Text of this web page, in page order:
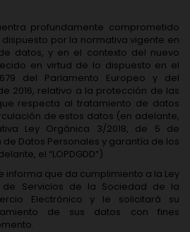
profundamente comprometido
por la normativa vigente en
datos, y en el contexto del nuevo
en virtud de lo dispuesto en el
679 del Parlamento Europeo y del
2016, relativo a la protección de las
respecta al tratamiento de datos
de estos datos (en adelante,
Ley Orgánica 3/2018, de 5 de
Datos Personales y garantía de los
el “LOPDGDD”).
informa que da cumplimiento a la Ley
de Servicios de la Sociedad de la
Electrónico y le solicitará su
de sus datos con fines